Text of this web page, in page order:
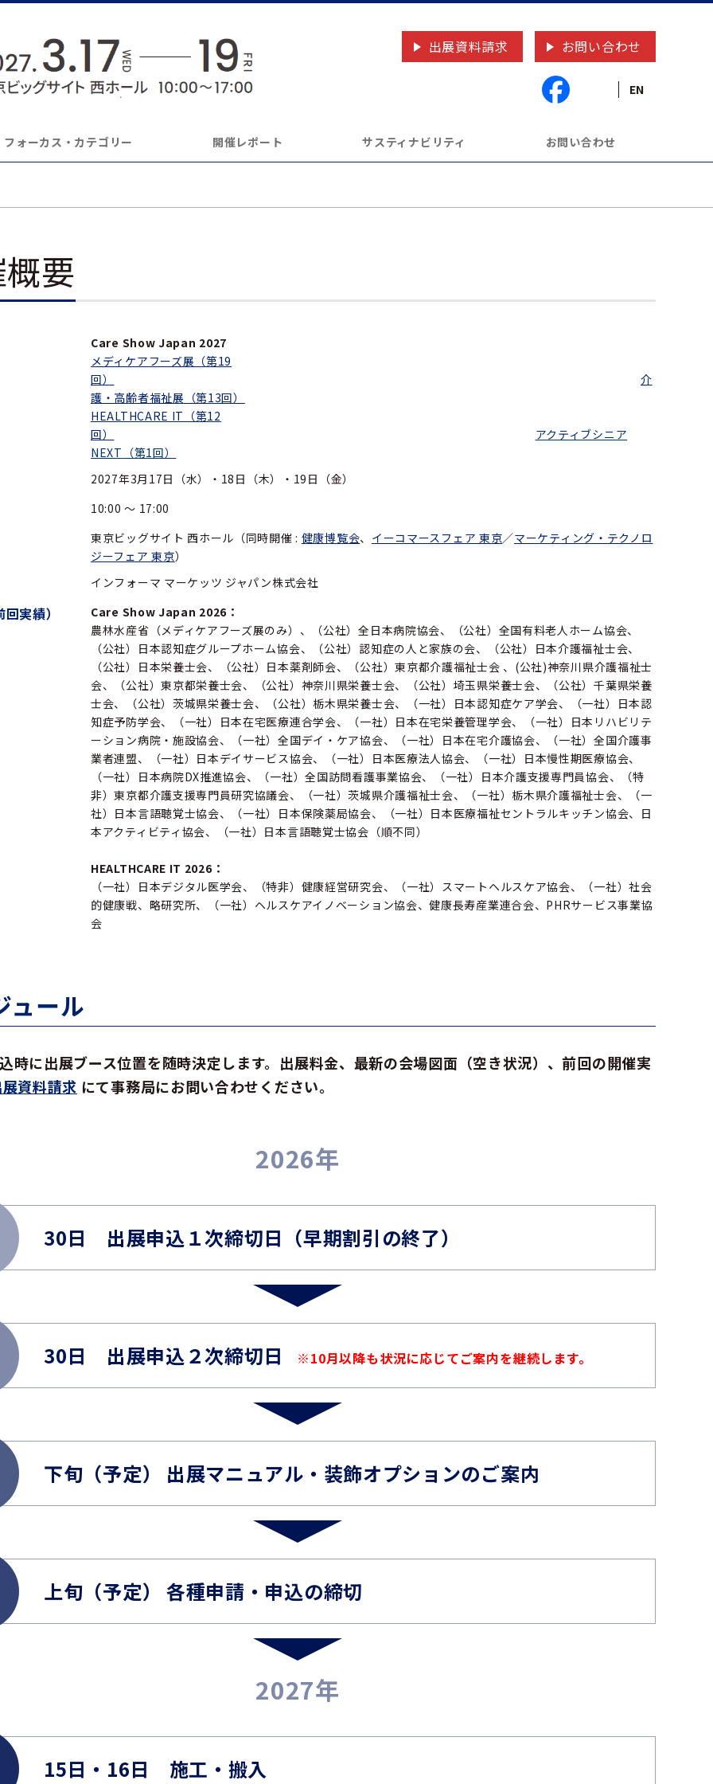
出展資料請求 お問い合わせ
EN
フォーカス・カテゴリー 開催レポート サスティナビリティ お問い合わせ
要
Care Show Japan 2027
メディケアフーズ展（第19
回）
介
護・高齢者福祉展（第13回）
HEALTHCARE IT（第12
回）
アクティブシニア
NEXT （第1回）
2027年3月17日（水）・18日（木）・19日（金）
10:00 ～ 17:00
東京ビッグサイト 西ホール（同時開催 : 健康博覧会、 イーコマースフェア 東京／マーケティング・テクノロ
ジーフェア 東京）
インフォーマ マーケッツ ジャパン株式会社
実績）
Care Show Japan 2026：
農林水産省（メディケアフーズ展のみ）、（公社）全日本病院協会、（公社）全国有料老人ホーム協会、
（公社）日本認知症グループホーム協会、（公社）認知症の人と家族の会、（公社）日本介護福祉士会、
（公社）日本栄養士会、（公社）日本薬剤師会、（公社）東京都介護福祉士会 、(公社)神奈川県介護福祉士
会、（公社）東京都栄養士会、（公社）神奈川県栄養士会、（公社）埼玉県栄養士会、（公社）千葉県栄養
士会、（公社）茨城県栄養士会、（公社）栃木県栄養士会、（一社）日本認知症ケア学会、（一社）日本認
知症予防学会、（一社）日本在宅医療連合学会、（一社）日本在宅栄養管理学会、（一社）日本リハビリテ
ーション病院・施設協会、（一社）全国デイ・ケア協会、（一社）日本在宅介護協会、（一社）全国介護事
業者連盟、（一社）日本デイサービス協会、（一社）日本医療法人協会、（一社）日本慢性期医療協会、
（一社）日本病院DX推進協会、（一社）全国訪問看護事業協会、（一社）日本介護支援専門員協会、（特
非）東京都介護支援専門員研究協議会、（一社）茨城県介護福祉士会、（一社）栃木県介護福祉士会、（一
社）日本言語聴覚士協会、（一社）日本保険薬局協会、（一社）日本医療福祉セントラルキッチン協会、日
本アクティビティ協会、（一社）日本言語聴覚士協会（順不同）
HEALTHCARE IT 2026：
（一社）日本デジタル医学会、（特非）健康経営研究会、（一社）スマートヘルスケア協会、（一社）社会
的健康戦、略研究所、（一社）ヘルスケアイノベーション協会、健康長寿産業連合会、PHRサービス事業協
会
ュール
時に出展ブース位置を随時決定します。 出展料金、最新の会場図面（空き状況）、前回の開催実
展資料請求 にて事務局にお問い合わせください。
2026年
30日 出展申込１次締切日（早期割引の終了）
30日 出展申込２次締切日 ※10月以降も状況に応じてご案内を継続します。
下旬（予定） 出展マニュアル・装飾オプションのご案内
上旬（予定） 各種申請・申込の締切
2027年
15日・16日 施工・搬入